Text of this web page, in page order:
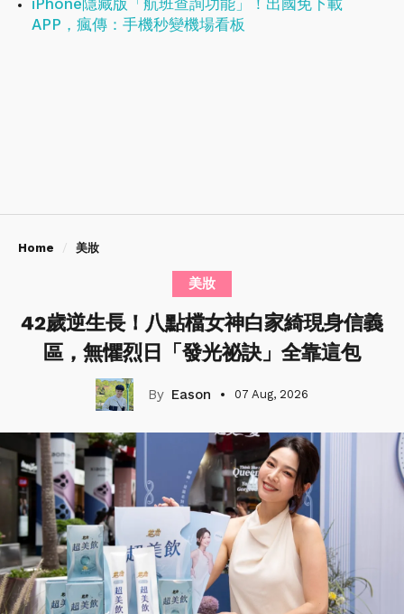
APP，瘋傳：手機秒變機場看板
Home 美妝
美妝
42歲逆生長！八點檔女神白家綺現身信義
區，無懼烈日「發光祕訣」全靠這包
Eason 07 Aug, 2026